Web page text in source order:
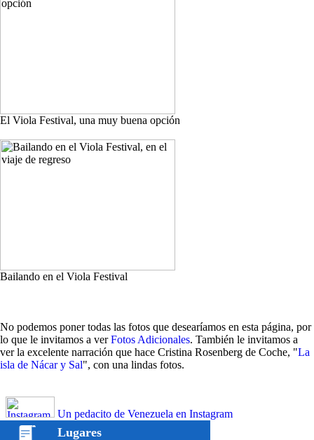
El Viola Festival, una muy buena opción
Bailando en el Viola Festival
No podemos poner todas las fotos que desearíamos en esta página, por
lo que le invitamos a verFotos Adicionales. También le invitamos a
ver la excelente narración que hace Cristina Rosenberg de Coche, "La
isla de Nácar y Sal", con una lindas fotos.
Un pedacito de Venezuela en Instagram
Lugares